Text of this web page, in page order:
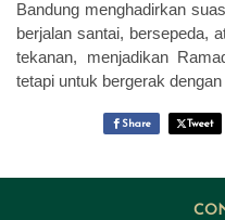
Bandung menghadirkan
berjalan santai, bersepeda,
tekanan, menjadikan
tetapi untuk bergerak
Share Tweet